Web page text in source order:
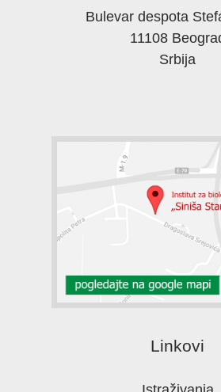
Bulevar despota
11108
Srbija
Linkovi